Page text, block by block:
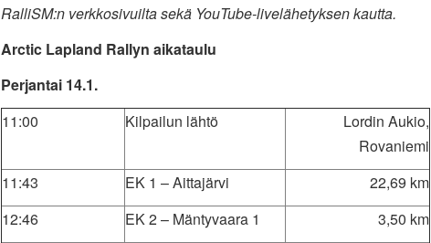
RalliSM:n verkkosivuilta sekä YouTube-livelähetyksen kautta.
Arctic Lapland Rallyn aikataulu
Perjantai 14.1.
11:00
Kilpailun lähtö
Lordin Aukio,
Rovaniemi
11:43
EK 1 – Aittajärvi
22,69 km
12:46
EK 2 – Mäntyvaara 1
3,50 km